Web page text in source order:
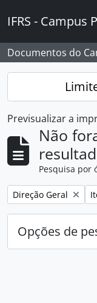
IFRS - Campus
Documentos do
Previsualizar a
Não
Pesquisa por
Remover filtro:
Direção Geral
Opções de